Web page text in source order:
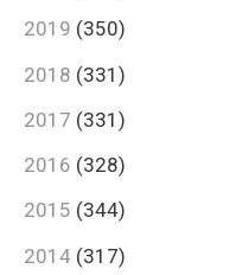
2019 (350)
2018 (331)
2017 (331)
2016 (328)
2015 (344)
2014 (317)